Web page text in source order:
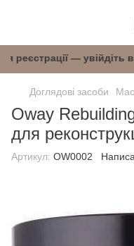
Доглядові засоби
Oway
для
Артикул: OW0002